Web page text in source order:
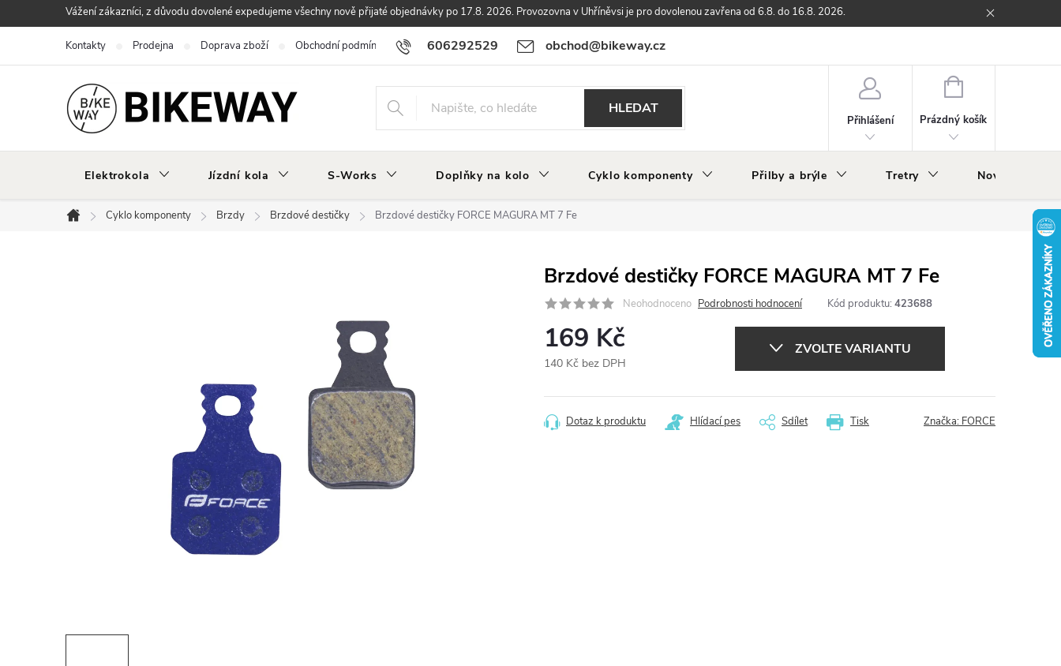
na
Vážení zákazníci, z důvodu dovolené expedujeme všechny nově přijaté objednávky po 17.8. 2026. Provozovna v Uhříněvsi je pro dovolenou zavřena od 6.8. do 16.8. 2026.
606292529 obchod@bikeway.cz
Kontakty Prodejna Doprava zboží Obchodní podmínky Podmínky ochrany osobních údajů Vrácení a reklamace zboží
HLEDAT
Přihlášení
NÁKUPNÍ
Prázdný košík
Elektrokola Jízdní kola S-Works Doplňky na kolo Cyklo komponenty Přilby a brýle Tretry Nově v
Domů
Cyklo komponenty Brzdy Brzdové destičky Brzdové destičky FORCE MAGURA MT 7 Fe
Brzdové destičky FORCE MAGURA MT 7 Fe
Neohodnoceno Podrobnosti hodnocení Kód produktu: 423688
169 Kč
140 Kč bez DPH
cena:
ZVOLTE VARIANTU
Tisk
Dotaz k produktu Hlídací pes Sdílet Značka: FORCE